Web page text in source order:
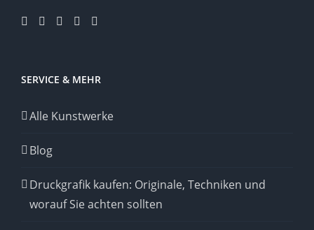
SERVICE & MEHR
Alle Kunstwerke
Blog
Druckgrafik kaufen: Originale, Techniken und
worauf Sie achten sollten